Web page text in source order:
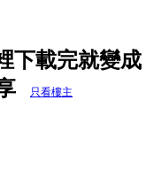
下載完就變成
只看樓主